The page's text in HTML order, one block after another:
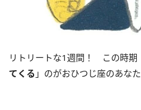
リトリートな1週間！ この時期
てくる 」のがおひつじ座のあなた